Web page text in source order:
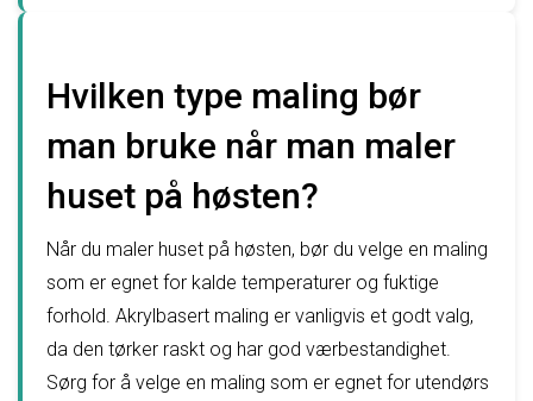
Hvilken type maling bør
man bruke når man maler
huset på høsten?
Når du maler huset på høsten, bør du velge en maling
som er egnet for kalde temperaturer og fuktige
forhold. Akrylbasert maling er vanligvis et godt valg,
da den tørker raskt og har god værbestandighet.
Sørg for å velge en maling som er egnet for utendørs